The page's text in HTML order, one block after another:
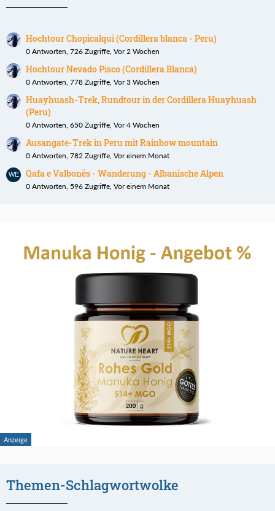
Hochtour Chopicalqui (Cordillera blanca - Peru)
0 Antworten, 726 Zugriffe, Vor 2 Wochen
Hochtour Nevado Pisco (Cordillera Blanca)
0 Antworten, 778 Zugriffe, Vor 3 Wochen
Huayhuash-Trek, Rundtour in der Cordillera Huayhuash
(Peru)
0 Antworten, 650 Zugriffe, Vor 4 Wochen
Ausangate-Trek in Peru mit Rainbow mountain
0 Antworten, 782 Zugriffe, Vor einem Monat
Qafa e Valbonës - Wanderung - Albanische Alpen
0 Antworten, 596 Zugriffe, Vor einem Monat
Themen-Schlagwortwolke